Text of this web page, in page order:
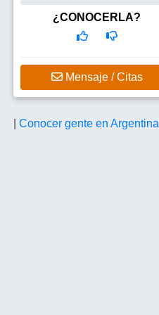
hombre¿CONOCERLA?
Mensaje / Citas
Conocer gente en Argentina